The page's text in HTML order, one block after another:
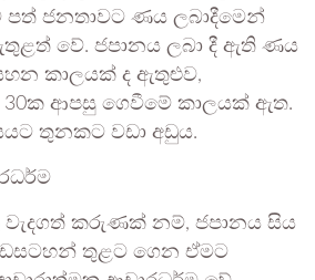
පත් ජනතාවට ණය ලබාදීමෙන්
වේ. ජපානය ලබා දී ඇති ණය
කාලයක් ද ඇතුළුව,
30ක ආපසු ගෙවීමේ කාලයක් ඇත.
තුනකට වඩා අඩුය.
කරුණක් නම්, ජපානය සිය
තුළට ගෙන ඒමට